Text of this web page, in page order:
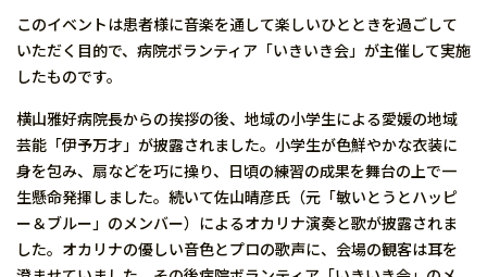
このイベントは患者様に音楽を通して楽しいひとときを過ごして
いただく目的で、病院ボランティア「いきいき会」が主催して実施
したものです。
横山雅好病院長からの挨拶の後、地域の小学生による愛媛の地域
芸能「伊予万才」が披露されました。小学生が色鮮やかな衣装に
身を包み、扇などを巧に操り、日頃の練習の成果を舞台の上で一
生懸命発揮しました。続いて佐山晴彦氏（元「敏いとうとハッピ
ー＆ブルー」のメンバー）によるオカリナ演奏と歌が披露されま
した。オカリナの優しい音色とプロの歌声に、会場の観客は耳を